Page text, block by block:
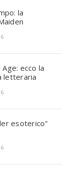
la
Age: ecco la
letteraria
esoterico"